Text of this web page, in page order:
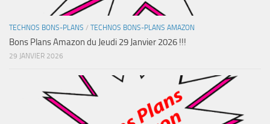
TECHNOS BONS-PLANS / TECHNOS BONS-PLANS AMAZON
Bons Plans Amazon du Jeudi 29 Janvier 2026 !!!
29 JANVIER 2026